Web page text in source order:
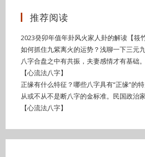
推荐阅读
2023癸卯年值年卦风火家人卦的解读【筱
如何抓住九紫离火的运势？浅聊一下三元
八字合盘之中有共振，夫妻感情才有基础
【心流法八字】
正缘有什么特征？哪些八字具有“正缘”的特
从或不从不是断八字的金标准。民国政治
【心流法八字】